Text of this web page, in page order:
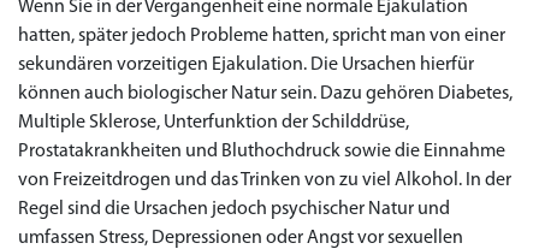
Wenn Sie in der Vergangenheit eine normale Ejakulation
hatten, später jedoch Probleme hatten, spricht man von einer
sekundären vorzeitigen Ejakulation. Die Ursachen hierfür
können auch biologischer Natur sein. Dazu gehören Diabetes,
Multiple Sklerose, Unterfunktion der Schilddrüse,
Prostatakrankheiten und Bluthochdruck sowie die Einnahme
von Freizeitdrogen und das Trinken von zu viel Alkohol. In der
Regel sind die Ursachen jedoch psychischer Natur und
umfassen Stress, Depressionen oder Angst vor sexuellen